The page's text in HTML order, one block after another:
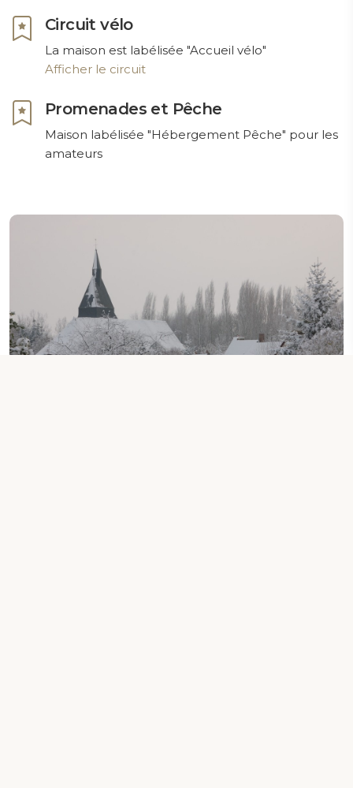
Circuit vélo
La maison est labélisée "Accueil vélo"
Afficher le circuit
Promenades et Pêche
Maison labélisée "Hébergement Pêche" pour les
amateurs